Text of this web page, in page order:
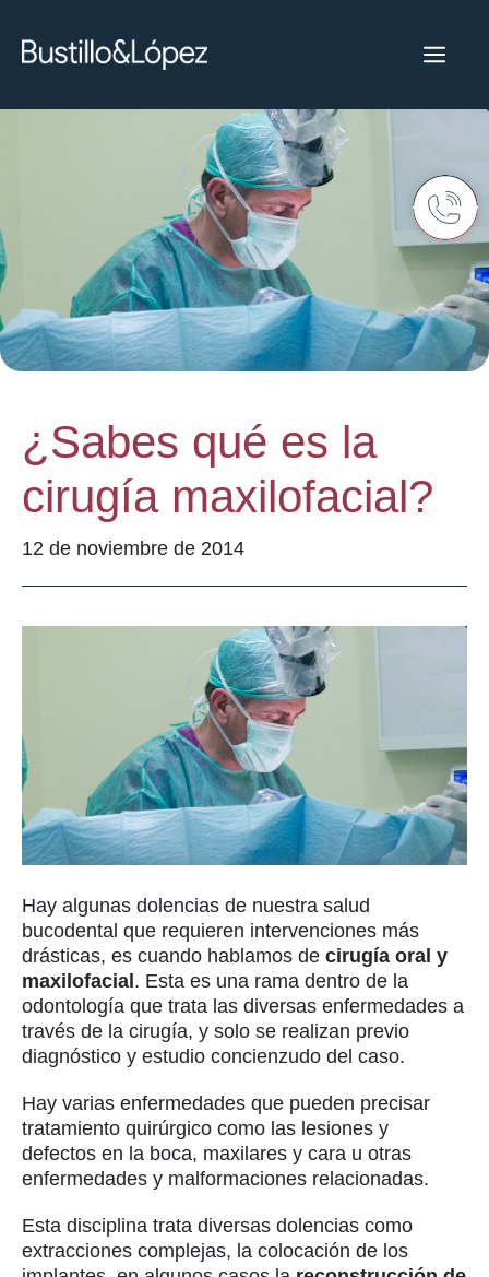
¿Sabes qué es la
cirugía maxilofacial?
12 de noviembre de 2014
Hay algunas dolencias de nuestra salud
bucodental que requieren intervenciones más
drásticas, es cuando hablamos de cirugía oral y
maxilofacial . Esta es una rama dentro de la
odontología que trata las diversas enfermedades a
través de la cirugía, y solo se realizan previo
diagnóstico y estudio concienzudo del caso.
Hay varias enfermedades que pueden precisar
tratamiento quirúrgico como las lesiones y
defectos en la boca, maxilares y cara u otras
enfermedades y malformaciones relacionadas.
Esta disciplina trata diversas dolencias como
extracciones complejas, la colocación de los